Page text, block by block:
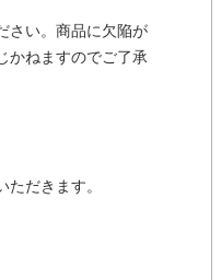
さい。商品に欠陥が
かねますのでご了承
だきます。